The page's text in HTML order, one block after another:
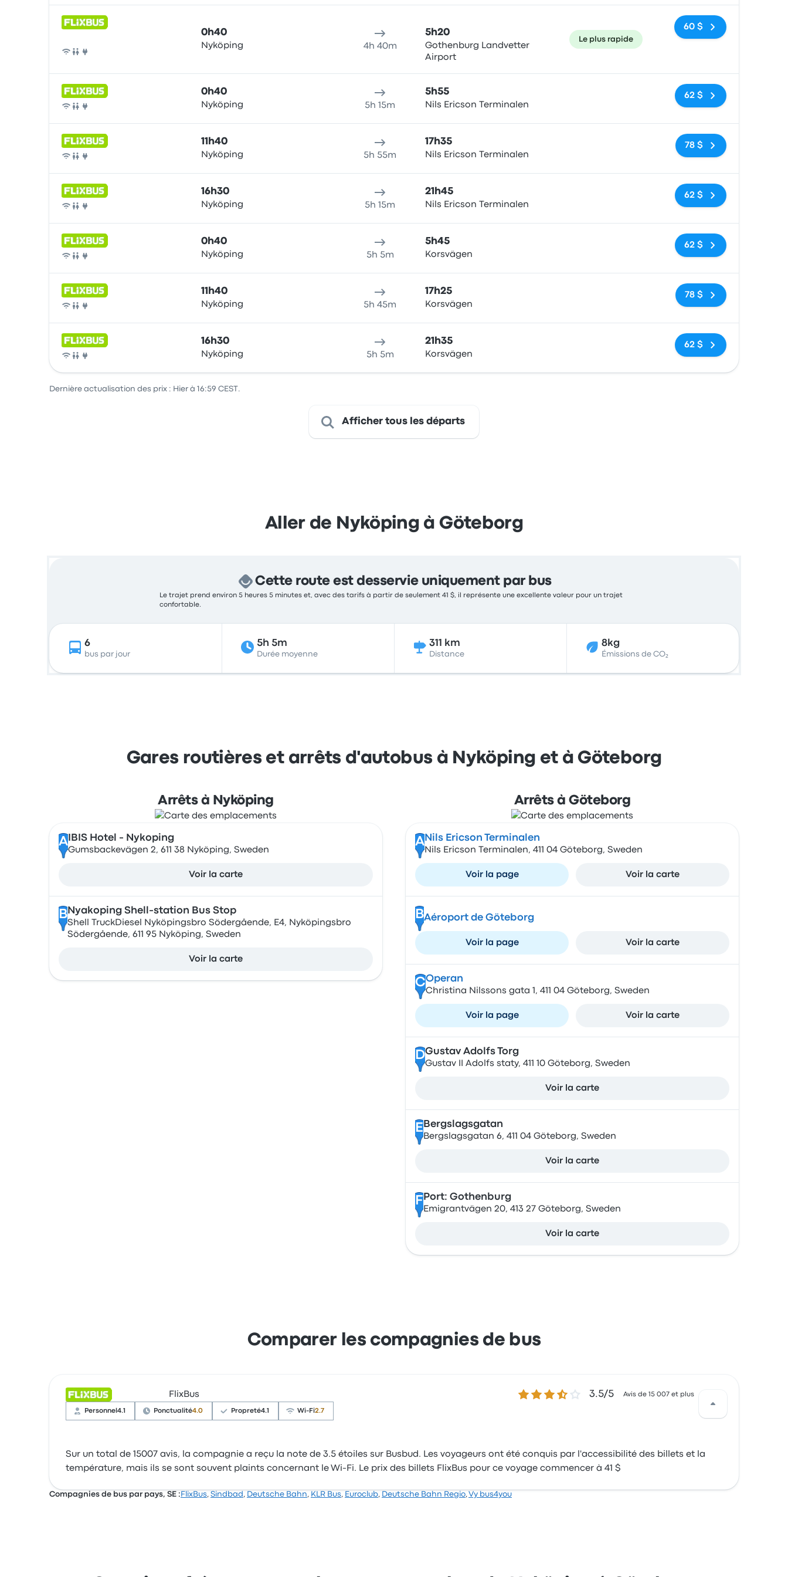
Bus
0h40
Nyköping 4h 40m
5h20
Gothenburg Landvetter
Airport
Le plus rapide
60 $
Bus
0h40
Nyköping 5h 15m
5h55
Nils Ericson Terminalen
Pas de balises
62 $
Bus
11h40
Nyköping 5h 55m
17h35
Nils Ericson Terminalen
Pas de balises
78 $
Bus
16h30
Nyköping 5h 15m
21h45
Nils Ericson Terminalen
Pas de balises
62 $
Bus
0h40
Nyköping 5h 5m
5h45
Korsvägen
Pas de balises
62 $
Bus
11h40
Nyköping 5h 45m
17h25
Korsvägen
Pas de balises
78 $
Bus
16h30
Nyköping 5h 5m
21h35
Korsvägen
Pas de balises
62 $
Dernière actualisation des prix : Hier à 16:59 CEST.
Afficher tous les départs
Aller de Nyköping à Göteborg
Cette route est desservie uniquement par bus
Le trajet prend environ 5 heures 5 minutes et, avec des tarifs à partir de seulement 41 $, il représente une excellente valeur pour un trajet
confortable.
6
bus par jour
5h 5m
Durée moyenne
311 km
Distance
8kg
Émissions de CO₂
Gares routières et arrêts d'autobus à Nyköping et à Göteborg
Arrêts à Nyköping
A IBIS Hotel - Nykoping
Gumsbackevägen 2, 611 38 Nyköping, Sweden
Voir la carte
B Nyakoping Shell-station Bus Stop
Shell TruckDiesel Nyköpingsbro Södergående, E4, Nyköpingsbro
Södergående, 611 95 Nyköping, Sweden
Voir la carte
Arrêts à Göteborg
A Nils Ericson Terminalen
Nils Ericson Terminalen, 411 04 Göteborg, Sweden
Voir la page Voir la carte
BAéroport de Göteborg
Voir la page Voir la carte
COperan
Christina Nilssons gata 1, 411 04 Göteborg, Sweden
Voir la page Voir la carte
DGustav Adolfs Torg
Gustav II Adolfs staty, 411 10 Göteborg, Sweden
Voir la carte
E Bergslagsgatan
Bergslagsgatan 6, 411 04 Göteborg, Sweden
Voir la carte
F Port: Gothenburg
Emigrantvägen 20, 413 27 Göteborg, Sweden
Voir la carte
Comparer les compagnies de bus
FlixBus 3.5 sur 5 étoiles 3.5/5 Avis de 15 007 et plus
Personnel 4.1 Ponctualité4.0 Propreté4.1 Wi-Fi2.7
Sur un total de 15007 avis, la compagnie a reçu la note de 3.5 étoiles sur Busbud. Les voyageurs ont été conquis par l'accessibilité des billets et la
température, mais ils se sont souvent plaints concernant le Wi-Fi. Le prix des billets FlixBus pour ce voyage commencer à 41 $
Compagnies de bus par pays, SE : FlixBus, Sindbad , Deutsche Bahn, KLR Bus, Euroclub, Deutsche Bahn Regio,Vy bus4you